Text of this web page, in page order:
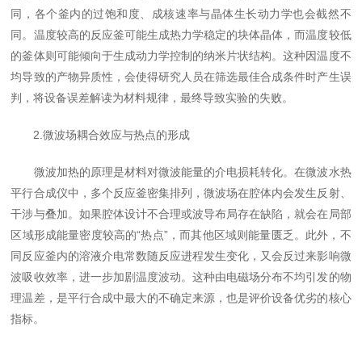
同，各个釜内的过饱和度、成核速率与晶体生长动力学也会截然不
同。温度较高的反应釜可能生成热力学稳定的块体晶体，而温度较低
的釜体则可能倾向于生成动力学控制的纳米片状结构。这种因温度不
均导致的产物异质性，会使得研究人员在筛选最佳合成条件时产生误
判，将设备误差解读为材料规律，最终导致实验的失败。
2.微波场耦合效应与热点的形成
微波加热的原理是材料对微波能量的介电损耗转化。在微波水热
平行合成仪中，多个反应釜密集排列，微波场在腔体内会发生反射、
干涉与叠加。如果腔体设计不合理或波导布局存在缺陷，就会在局部
区域形成能量密度较高的“热点”，而其他区域则能量匮乏。此外，不
同反应釜内的溶液介电常数随反应进程发生变化，又会反过来影响微
波吸收效率，进一步加剧温度波动。这种由电磁场分布不均引发的物
理温差，是平行合成中最大的不确定来源，也是评价设备优劣的核心
指标。